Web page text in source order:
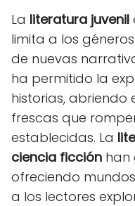
La literatura juvenil
limita a los
de nuevas
ha permitido la
historias,
frescas que
establecidas. La
ciencia ficción han
ofreciendo
a los lectores